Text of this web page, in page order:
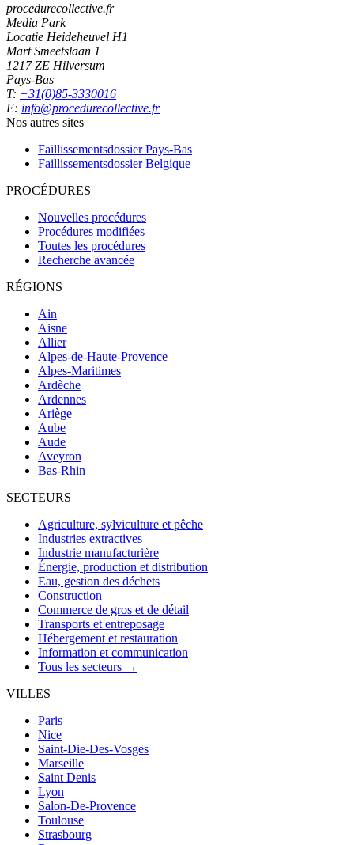
procedurecollective.fr
Media Park
Locatie Heideheuvel H1
Mart Smeetslaan 1
1217 ZE Hilversum
Pays-Bas
T: +31(0)85-3330016
E: info@procedurecollective.fr
Nos autres sites
Faillissementsdossier Pays-Bas
Faillissementsdossier Belgique
PROCÉDURES
Nouvelles procédures
Procédures modifiées
Toutes les procédures
Recherche avancée
RÉGIONS
Ain
Aisne
Allier
Alpes-de-Haute-Provence
Alpes-Maritimes
Ardèche
Ardennes
Ariège
Aube
Aude
Aveyron
Bas-Rhin
SECTEURS
Agriculture, sylviculture et pêche
Industries extractives
Industrie manufacturière
Énergie, production et distribution
Eau, gestion des déchets
Construction
Commerce de gros et de détail
Transports et entreposage
Hébergement et restauration
Information et communication
Tous les secteurs →
VILLES
Paris
Nice
Saint-Die-Des-Vosges
Marseille
Saint Denis
Lyon
Salon-De-Provence
Toulouse
Strasbourg